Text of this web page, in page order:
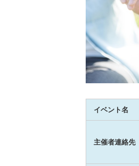
イベント名
主催者連絡先